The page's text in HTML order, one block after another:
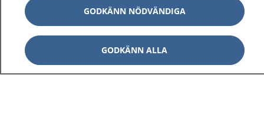
GODKÄNN NÖDVÄNDIGA
GODKÄNN ALLA